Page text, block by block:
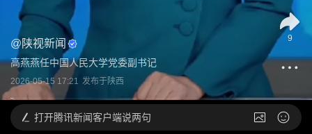
@陕视新闻
高燕燕任中国人民大学党委副书记
2026-05-15 17:21 发布于陕西
9
打开腾讯新闻客户端说两句